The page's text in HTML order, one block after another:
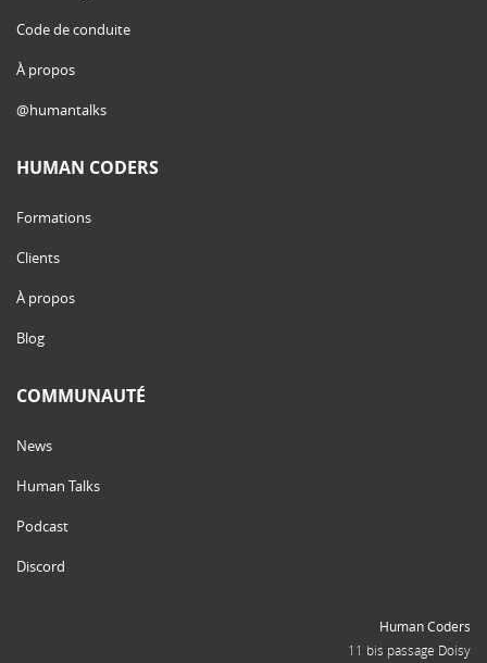
Code de conduite
À propos
@humantalks
HUMAN CODERS
Formations
Clients
À propos
Blog
COMMUNAUTÉ
News
Human Talks
Podcast
Discord
Human Coders
11 bis passage Doisy